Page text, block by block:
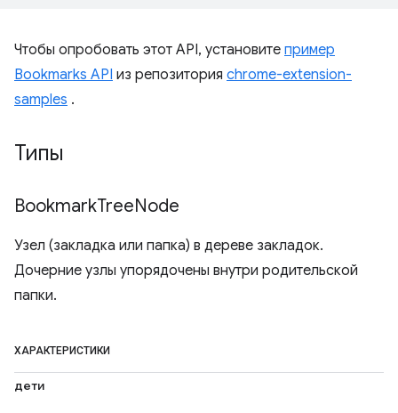
Чтобы опробовать этот API, установите пример
Bookmarks API из репозитория chrome-extension-
samples .
Типы
BookmarkTreeNode
Узел (закладка или папка) в дереве закладок.
Дочерние узлы упорядочены внутри родительской
папки.
ХАРАКТЕРИСТИКИ
дети